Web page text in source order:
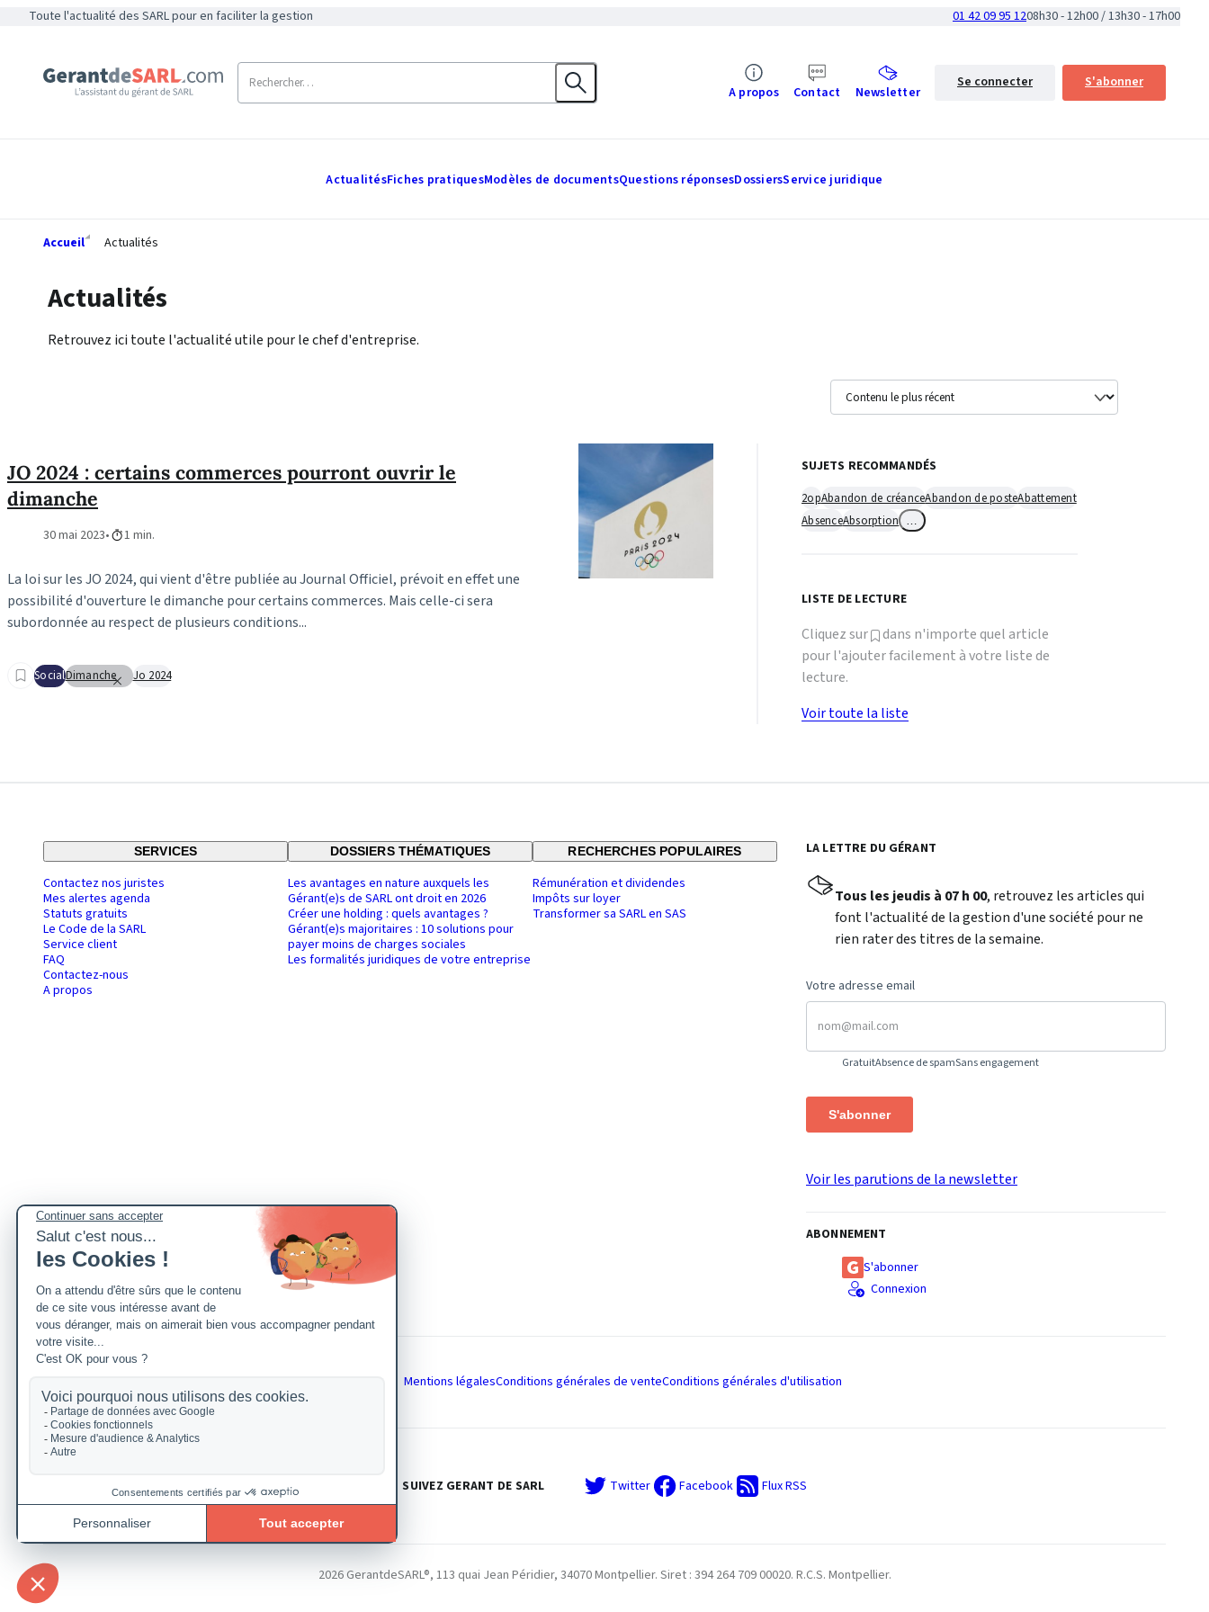
Toute l'actualité des SARL pour en faciliter la gestion 01 42 09 95 1208h30 - 12h00 / 13h30 - 17h00
A propos Contact Newsletter
Se connecter S'abonner
ActualitésFiches pratiquesModèles de documentsQuestions réponsesDossiersService juridique
Accueil Actualités
Actualités
Retrouvez ici toute l'actualité utile pour le chef d'entreprise.
JO 2024 : certains commerces pourront ouvrir le
dimanche
30 mai 2023 1 min.
La loi sur les JO 2024, qui vient d'être publiée au Journal Officiel, prévoit en effet une
possibilité d'ouverture le dimanche pour certains commerces. Mais celle-ci sera
subordonnée au respect de plusieurs conditions...
SocialDimanche Jo 2024
SUJETS RECOMMANDÉS
2opAbandon de créanceAbandon de posteAbattement
AbsenceAbsorption
LISTE DE LECTURE
Cliquez sur
dans n'importe quel article
pour l'ajouter facilement à votre liste de
lecture.
Voir toute la liste
SERVICES
Contactez nos juristes
Mes alertes agenda
Statuts gratuits
Le Code de la SARL
Service client
FAQ
Contactez-nous
A propos
DOSSIERS THÉMATIQUES
Les avantages en nature auxquels les
Gérant(e)s de SARL ont droit en 2026
Créer une holding : quels avantages ?
Gérant(e)s majoritaires : 10 solutions pour
payer moins de charges sociales
Les formalités juridiques de votre entreprise
RECHERCHES POPULAIRES
Rémunération et dividendes
Impôts sur loyer
Transformer sa SARL en SAS
LA LETTRE DU GÉRANT
Tous les jeudis à 07 h 00, retrouvez les articles qui
font l'actualité de la gestion d'une société pour ne
rien rater des titres de la semaine.
Votre adresse email
GratuitAbsence de spamSans engagement
S'abonner
Voir les parutions de la newsletter
ABONNEMENT
S'abonner
Connexion
Mentions légalesConditions générales de venteConditions générales d'utilisation
SUIVEZ GERANT DE SARL Twitter Facebook Flux RSS
2026 GerantdeSARL®, 113 quai Jean Péridier, 34070 Montpellier. Siret : 394 264 709 00020. R.C.S. Montpellier.